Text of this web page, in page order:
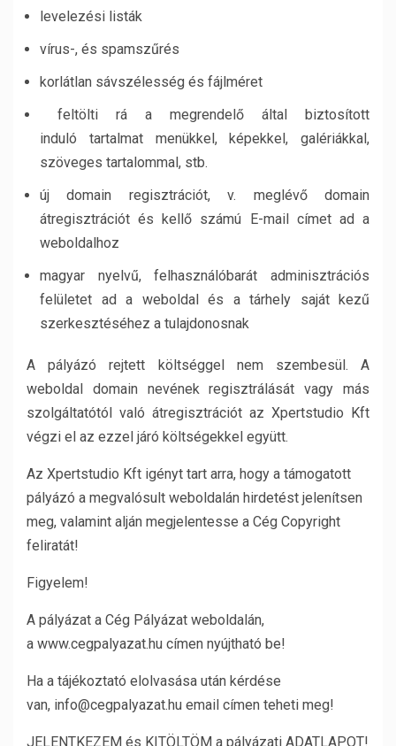
levelezési listák
vírus-, és spamszűrés
korlátlan sávszélesség és fájlméret
feltölti rá a megrendelő által biztosított
induló tartalmat menükkel, képekkel, galériákkal,
szöveges tartalommal, stb.
új domain regisztrációt, v. meglévő domain
átregisztrációt és kellő számú E-mail címet ad a
weboldalhoz
magyar nyelvű, felhasználóbarát adminisztrációs
felületet ad a weboldal és a tárhely saját kezű
szerkesztéséhez a tulajdonosnak
A pályázó rejtett költséggel nem szembesül. A
weboldal domain nevének regisztrálását vagy más
szolgáltatótól való átregisztrációt az Xpertstudio Kft
végzi el az ezzel járó költségekkel együtt.
Az Xpertstudio Kft igényt tart arra, hogy a támogatott
pályázó a megvalósult weboldalán hirdetést jelenítsen
meg, valamint alján megjelentesse a Cég Copyright
feliratát!
Figyelem!
A pályázat a Cég Pályázat weboldalán,
a www.cegpalyazat.hu címen nyújtható be!
Ha a tájékoztató elolvasása után kérdése
van, info@cegpalyazat.hu email címen teheti meg!
JELENTKEZEM és KITÖLTÖM a pályázati ADATLAPOT!